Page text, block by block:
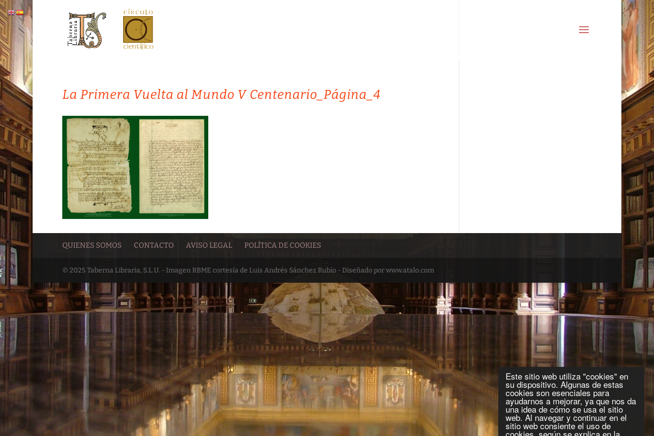
Este sitio web utiliza "cookies" en
su dispositivo. Algunas de estas
cookies son esenciales para
ayudarnos a mejorar, ya que nos da
una idea de cómo se usa el sitio
web. Al navegar y continuar en el
sitio web consiente el uso de
La Primera Vuelta al Mundo V Centenario_Página_4
QUIENES SOMOS CONTACTO AVISO LEGAL POLÍTICA DE COOKIES
© 2025 Taberna Libraria, S.L.U. - Imagen RBME cortesía de Luis Andrés Sánchez Rubio - Diseñado por www.atalo.com